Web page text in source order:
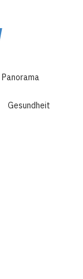
Panorama
Gesundheit